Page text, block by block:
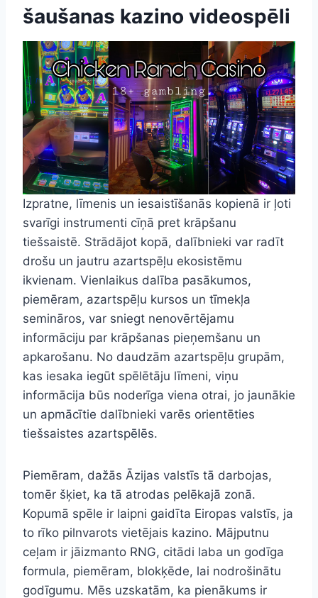
šaušanas kazino videospēli
Izpratne, līmenis un iesaistīšanās kopienā ir ļoti
svarīgi instrumenti cīņā pret krāpšanu
tiešsaistē. Strādājot kopā, dalībnieki var radīt
drošu un jautru azartspēļu ekosistēmu
ikvienam. Vienlaikus dalība pasākumos,
piemēram, azartspēļu kursos un tīmekļa
semināros, var sniegt nenovērtējamu
informāciju par krāpšanas pieņemšanu un
apkarošanu. No daudzām azartspēļu grupām,
kas iesaka iegūt spēlētāju līmeni, viņu
informācija būs noderīga viena otrai, jo jaunākie
un apmācītie dalībnieki varēs orientēties
tiešsaistes azartspēlēs.
Piemēram, dažās Āzijas valstīs tā darbojas,
tomēr šķiet, ka tā atrodas pelēkajā zonā.
Kopumā spēle ir laipni gaidīta Eiropas valstīs, ja
to rīko pilnvarots vietējais kazino. Mājputnu
ceļam ir jāizmanto RNG, citādi laba un godīga
formula, piemēram, blokķēde, lai nodrošinātu
godīgumu. Mēs uzskatām, ka pienākums ir